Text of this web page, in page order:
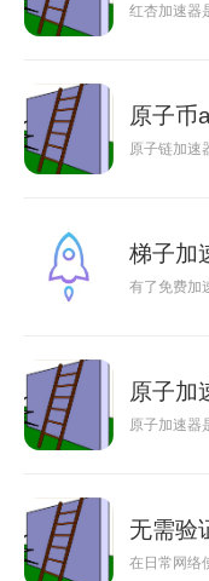
红杏加速器
原子币
原子链加速
梯子加
有了免费加
原子加
原子加速器
无需验
在日常网络